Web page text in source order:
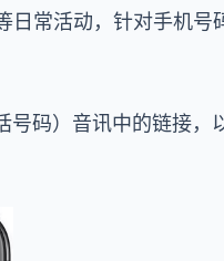
日常活动，针对手机号
码）音讯中的链接，